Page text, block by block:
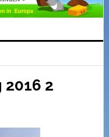
2016 2